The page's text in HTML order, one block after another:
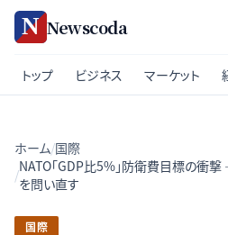
Newscoda
トップ ビジネス マーケット
ホーム/国際
/NATO「GDP比5%」防衛費目標の衝
を問い直す
国際